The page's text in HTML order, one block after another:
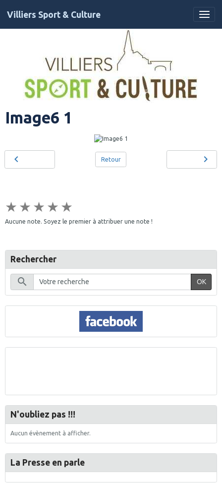
Villiers Sport & Culture
Image6 1
Retour
★ ★ ★ ★ ★
Aucune note. Soyez le premier à attribuer une note !
Rechercher
OK
N'oubliez pas !!!
Aucun évènement à afficher.
La Presse en parle